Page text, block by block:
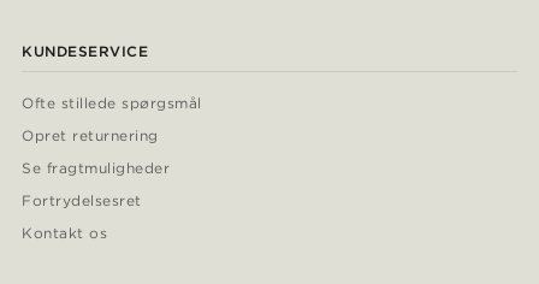
KUNDESERVICE
Ofte stillede spørgsmål
Opret returnering
Se fragtmuligheder
Fortrydelsesret
Kontakt os